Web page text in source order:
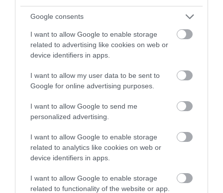
Google consents
I want to allow Google to enable storage
related to advertising like cookies on web or
device identifiers in apps.
I want to allow my user data to be sent to
Google for online advertising purposes.
I want to allow Google to send me
personalized advertising.
I want to allow Google to enable storage
related to analytics like cookies on web or
device identifiers in apps.
I want to allow Google to enable storage
related to functionality of the website or app.
A RUHA, AMELY TÚLÉLTE A
EGY ORVOS A VÉGSŐKIG
ÉVES: AZ EMBER, AKI
MEGTANÍTOTTA A VILÁGNAK,
FÉREGÉRT – CSAK ÉPPEN NEM
AZ OKOZTA A RÁKOT